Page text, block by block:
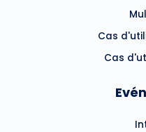
Cas
Cas